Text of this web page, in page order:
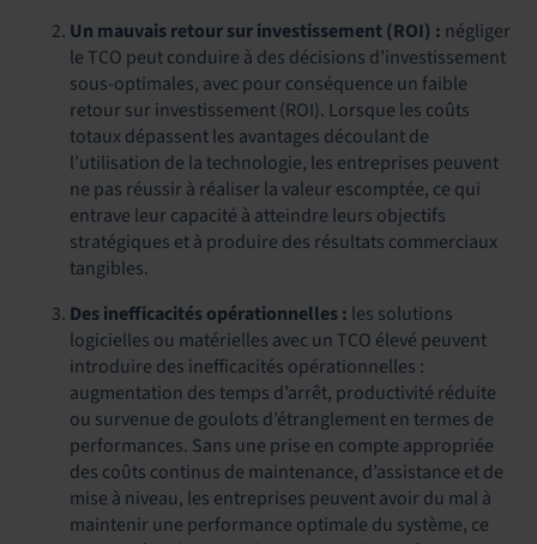
Un mauvais retour sur investissement (ROI) : négliger
le TCO peut conduire à des décisions d’investissement
sous-optimales, avec pour conséquence un faible
retour sur investissement (ROI). Lorsque les coûts
totaux dépassent les avantages découlant de
l’utilisation de la technologie, les entreprises peuvent
ne pas réussir à réaliser la valeur escomptée, ce qui
entrave leur capacité à atteindre leurs objectifs
stratégiques et à produire des résultats commerciaux
tangibles.
Des inefficacités opérationnelles : les solutions
logicielles ou matérielles avec un TCO élevé peuvent
introduire des inefficacités opérationnelles :
augmentation des temps d’arrêt, productivité réduite
ou survenue de goulots d’étranglement en termes de
performances. Sans une prise en compte appropriée
des coûts continus de maintenance, d’assistance et de
mise à niveau, les entreprises peuvent avoir du mal à
maintenir une performance optimale du système, ce